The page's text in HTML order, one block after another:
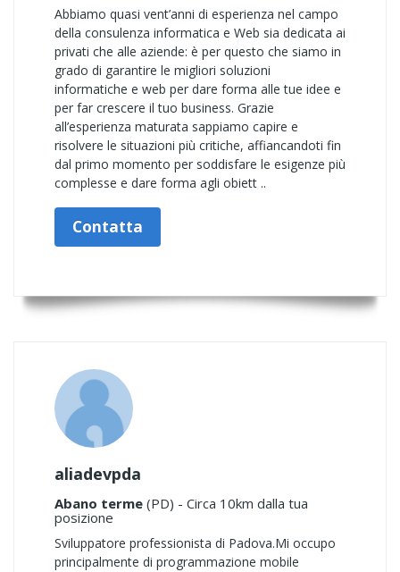
Abbiamo quasi vent’anni di esperienza nel campo
della consulenza informatica e Web sia dedicata ai
privati che alle aziende: è per questo che siamo in
grado di garantire le migliori soluzioni
informatiche e web per dare forma alle tue idee e
per far crescere il tuo business. Grazie
all’esperienza maturata sappiamo capire e
risolvere le situazioni più critiche, affiancandoti fin
dal primo momento per soddisfare le esigenze più
complesse e dare forma agli obiett ..
Contatta
aliadevpda
Abano terme (PD) - Circa 10km dalla tua
posizione
Sviluppatore professionista di Padova.Mi occupo
principalmente di programmazione mobile